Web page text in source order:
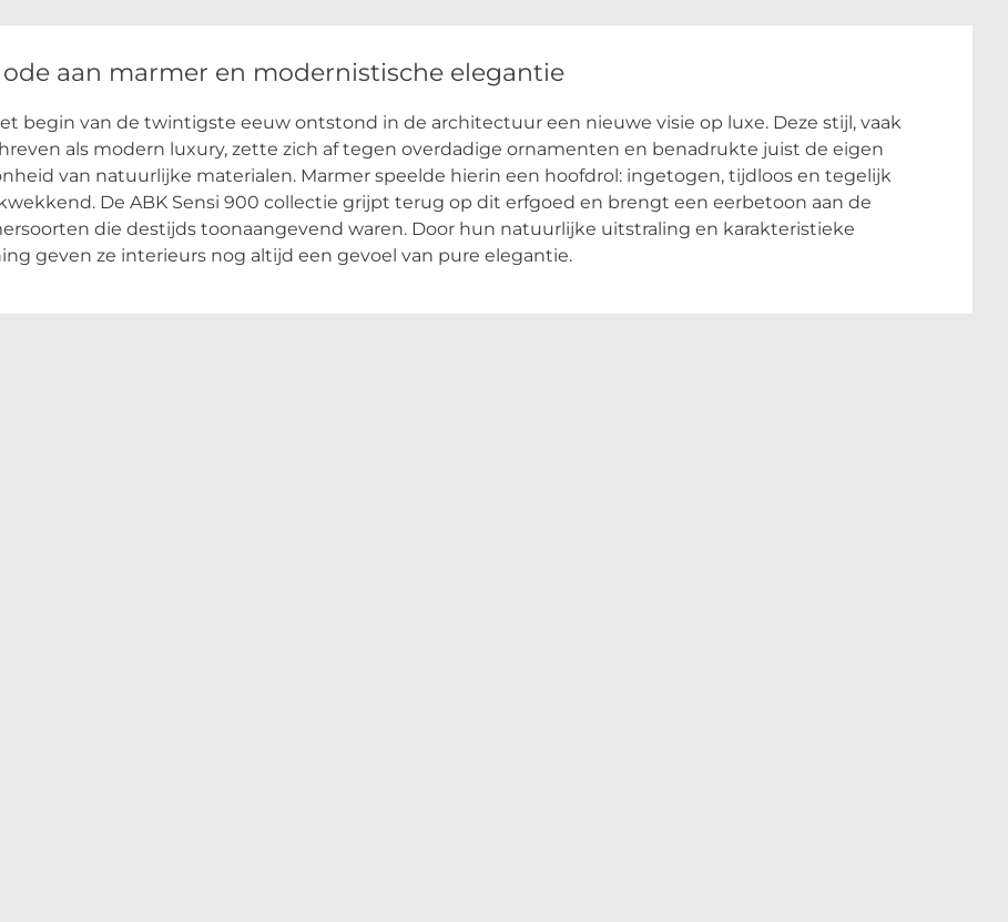
ode aan marmer en modernistische elegantie
begin van de twintigste eeuw ontstond in de architectuur een nieuwe visie op luxe. Deze stijl, vaak
als modern luxury, zette zich af tegen overdadige ornamenten en benadrukte juist de eigen
van natuurlijke materialen. Marmer speelde hierin een hoofdrol: ingetogen, tijdloos en tegelijk
De ABK Sensi 900 collectie grijpt terug op dit erfgoed en brengt een eerbetoon aan de
die destijds toonaangevend waren. Door hun natuurlijke uitstraling en karakteristieke
geven ze interieurs nog altijd een gevoel van pure elegantie.